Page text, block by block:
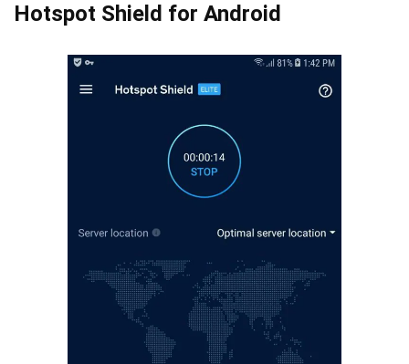
Hotspot Shield for Android